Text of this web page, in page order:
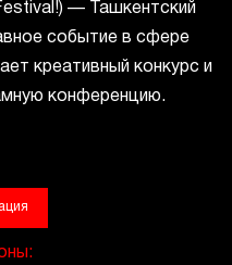
— Ташкентский
событие в сфере
креативный конкурс и
конференцию.